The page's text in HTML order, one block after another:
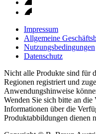
Impressum
Allgemeine
Nutzungsbedingungen
Datenschutz
Nicht alle Produkte sind für
Regionen registriert und
Anwendungshinweise
Wenden Sie sich bitte an
Informationen über die
Produktabbildungen dienen